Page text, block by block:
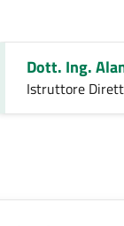
Dott. Ing.
Istruttore